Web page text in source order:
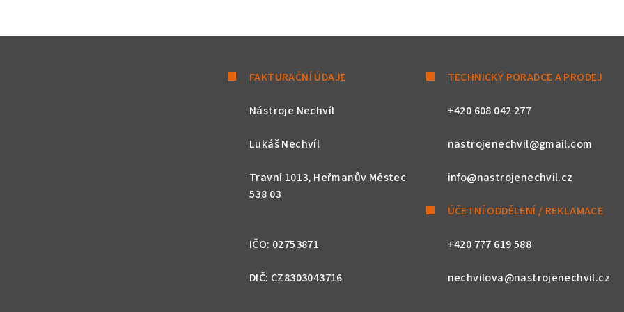
FAKTURAČNÍ ÚDAJE
Nástroje Nechvíl
Lukáš Nechvíl
Travní 1013, Heřmanův Městec
538 03
IČO: 02753871
DIČ: CZ8303043716
TECHNICKÝ PORADCE A PRODEJ
+420 608 042 277
nastrojenechvil@gmail.com
info@nastrojenechvil.cz
ÚČETNÍ ODDĚLENÍ / REKLAMACE
+420 777 619 588
nechvilova@nastrojenechvil.cz